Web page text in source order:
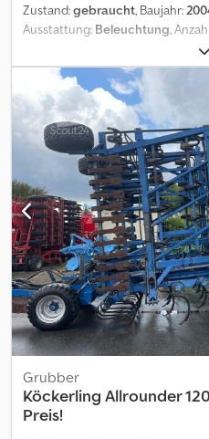
Zustand:gebraucht, Baujahr:
Ausstattung: Beleuchtung ,
Hydraulische Klappung,
rad_____doppel STS-
Pragsdorf Dedpfx Ajx U N Exja Tock
Grubber
Köckerling Allrounder
Preis!